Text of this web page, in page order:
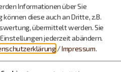
Informationen über Sie
diese auch an Dritte, z.B.
übermittelt werden. Sie
jederzeit abändern.
/Impressum.